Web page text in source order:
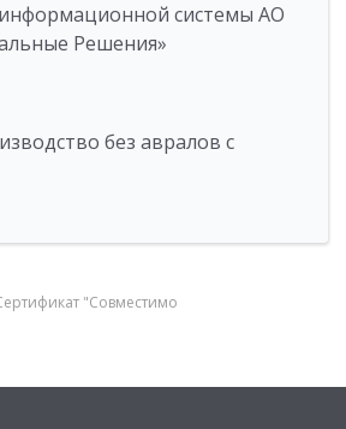
системы АО
Решения»
без авралов с
"Совместимо